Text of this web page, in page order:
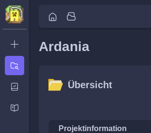
Ardania
Übersicht
Projektinformation
Neues